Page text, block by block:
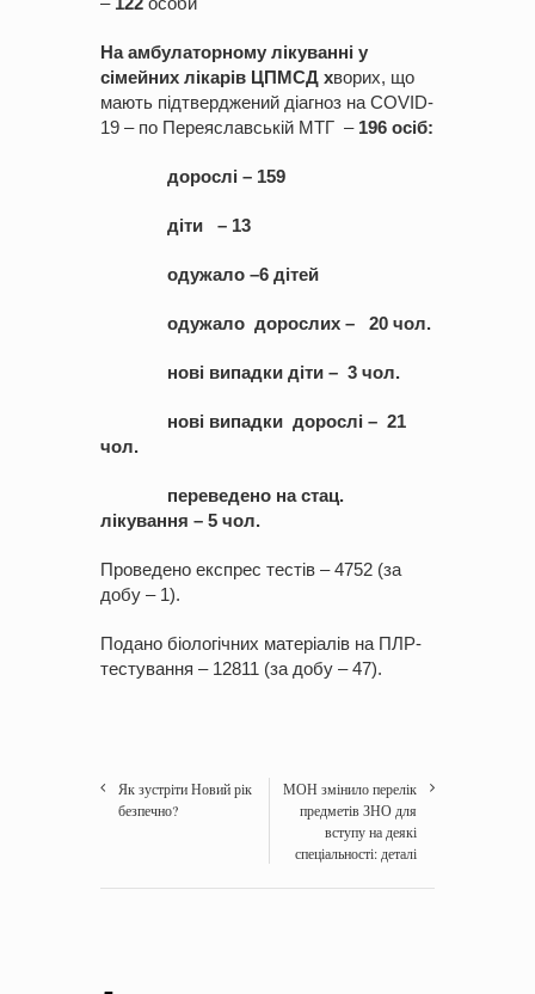
На амбулаторному лікуванні у
сімейних лікарів ЦПМСД хворих, що
мають підтверджений діагноз на COVID-
19 – по Переяславській МТГ – 196 осіб:
дорослі – 159
діти – 13
одужало –6 дітей
одужало дорослих – 20 чол.
нові випадки діти – 3 чол.
нові випадки дорослі – 21
чол.
переведено на стац.
лікування – 5 чол.
Проведено експрес тестів – 4752 (за
добу – 1).
Подано біологічних матеріалів на ПЛР-
тестування – 12811 (за добу – 47).
Як зустріти Новий рік
безпечно?
МОН змінило перелік
предметів ЗНО для
вступу на деякі
спеціальності: деталі